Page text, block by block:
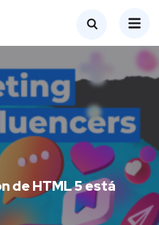
de HTML 5 está